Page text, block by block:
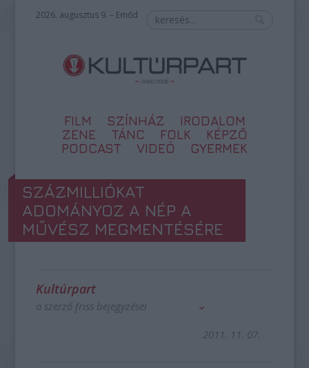
2026. augusztus 9. – Emőd
FILM SZÍNHÁZ
IRODALOM
ZENE
TÁNC FOLK
KÉPZŐ
PODCAST
VIDEÓ GYERMEK
SZÁZMILLIÓKAT
ADOMÁNYOZ A NÉP A
MŰVÉSZ MEGMENTÉSÉRE
Kultúrpart
a szerző friss bejegyzései
2011. 11. 07.